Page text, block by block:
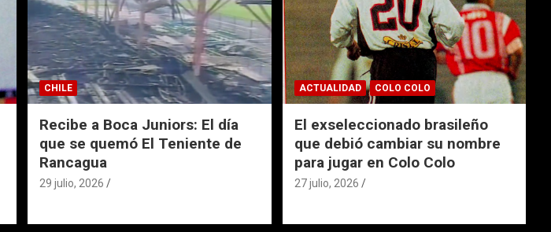
CHILE
Recibe a Boca Juniors: El día
que se quemó El Teniente de
Rancagua
29 julio, 2026
ACTUALIDAD COLO COLO
El exseleccionado brasileño
que debió cambiar su nombre
para jugar en Colo Colo
27 julio, 2026